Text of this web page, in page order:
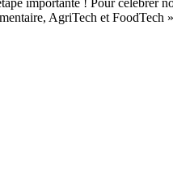
importante ! Pour célébrer
AgriTech et FoodTech